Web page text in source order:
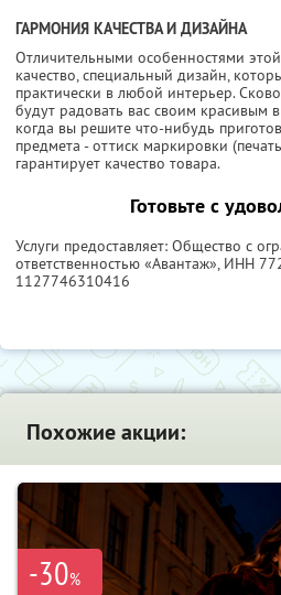
ГАРМОНИЯ КАЧЕСТВА И ДИЗАЙНА
Отличительными особенностями
качество, специальный дизайн,
практически в любой интерьер.
будут радовать вас своим
когда вы решите что-нибудь
предмета - оттиск маркировки
гарантирует качество товара.
Готовьте с
Услуги предоставляет: Общество с
ответственностью «Авантаж», ИНН
1127746310416
Похожие акции:
-30%